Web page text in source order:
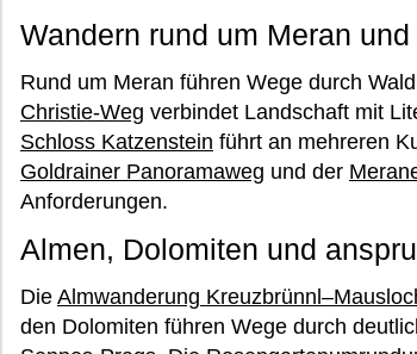
Wandern rund um Meran
Rund um Meran führen Wege durch
Christie-Weg verbindet Landschaft mit
Schloss Katzenstein führt an mehreren
Goldrainer Panoramaweg und der
Anforderungen.
Almen, Dolomiten und
Die Almwanderung
den Dolomiten führen Wege durch